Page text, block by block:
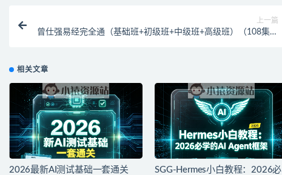
上一篇
曾仕强易经完全通（基础班+初级班+中级班+高级班）（108集视
相关文章
2026最新AI测试基础一套通关
SGG-Hermes小白教程：2026必